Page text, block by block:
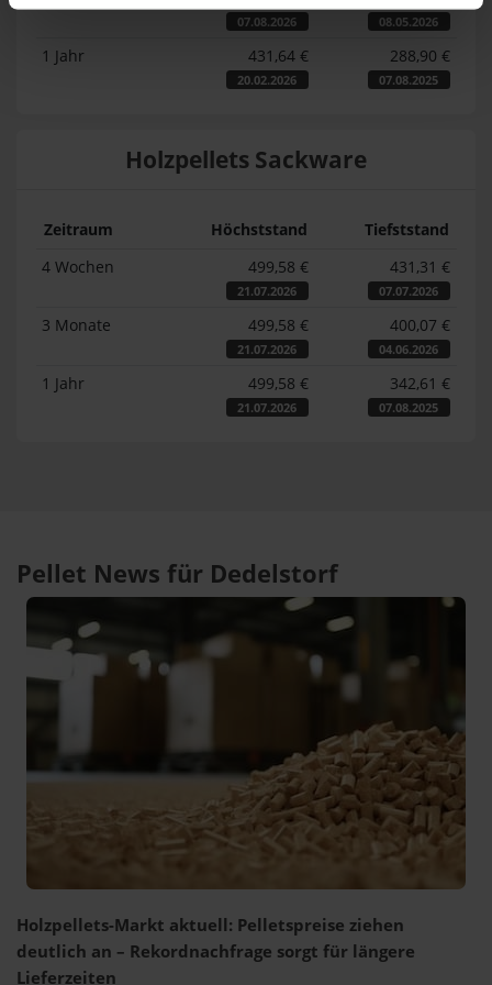
07.08.2026 08.05.2026
1 Jahr 431,64 €
20.02.2026
288,90 €
07.08.2025
Holzpellets Sackware
Zeitraum Höchststand
Tiefststand
4 Wochen
499,58 €
21.07.2026
431,31 €
07.07.2026
3 Monate 499,58 €
21.07.2026
400,07 €
04.06.2026
1 Jahr 499,58 €
21.07.2026
342,61 €
07.08.2025
Pellet News für Dedelstorf
Holzpellets-Markt aktuell: Pelletspreise ziehen
deutlich an – Rekordnachfrage sorgt für längere
Lieferzeiten